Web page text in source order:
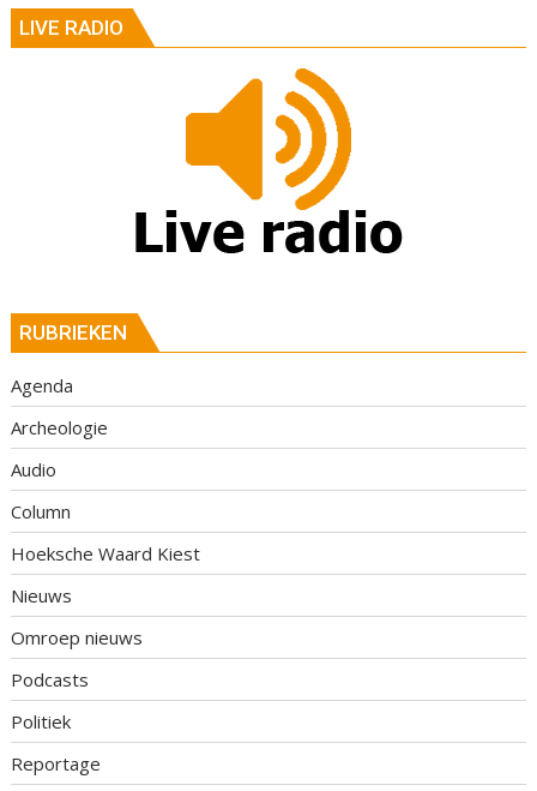
LIVE RADIO
RUBRIEKEN
Agenda
Archeologie
Audio
Column
Hoeksche Waard Kiest
Nieuws
Omroep nieuws
Podcasts
Politiek
Reportage